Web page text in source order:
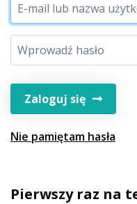
Zaloguj się
Nie pamiętam hasła
Pierwszy raz na